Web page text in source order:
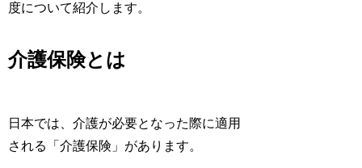
度について紹介します。
介護保険とは
日本では、介護が必要となった際に適用
される「介護保険」があります。